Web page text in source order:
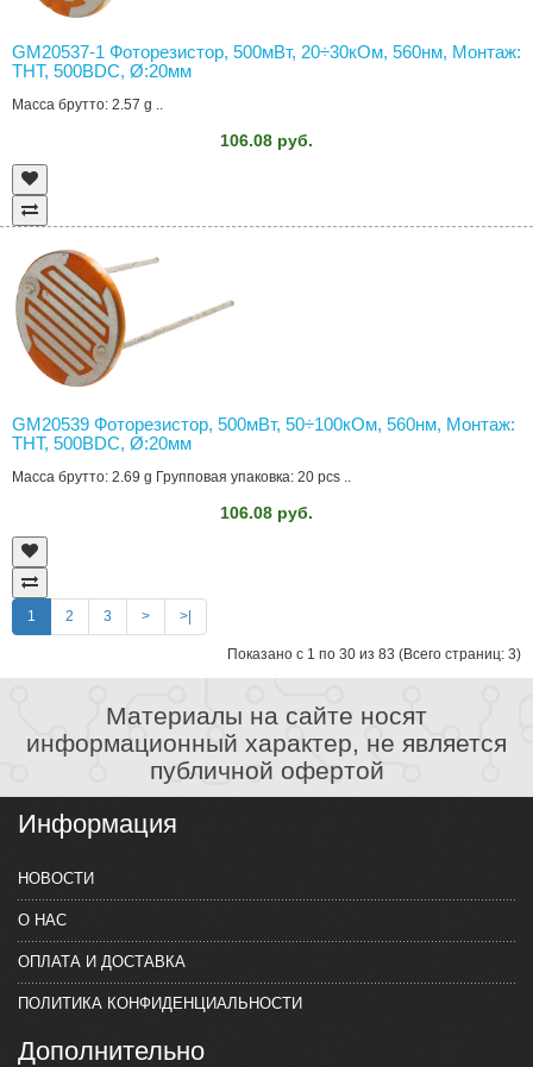
GM20537-1 Фоторезистор, 500мВт, 20÷30кОм, 560нм, Монтаж:
THT, 500ВDC, Ø:20мм
Масса брутто: 2.57 g ..
106.08 руб.
GM20539 Фоторезистор, 500мВт, 50÷100кОм, 560нм, Монтаж:
THT, 500ВDC, Ø:20мм
Масса брутто: 2.69 g Групповая упаковка: 20 pcs ..
106.08 руб.
1 2 3 > >|
Показано с 1 по 30 из 83 (Всего страниц: 3)
Материалы на сайте носят
информационный характер, не является
публичной офертой
Информация
НОВОСТИ
О НАС
ОПЛАТА И ДОСТАВКА
ПОЛИТИКА КОНФИДЕНЦИАЛЬНОСТИ
Дополнительно